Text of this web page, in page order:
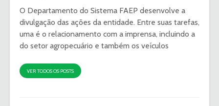
O Departamento do Sistema FAEP desenvolve a
divulgação das ações da entidade. Entre suas tarefas,
uma é o relacionamento com a imprensa, incluindo a
do setor agropecuário e também os veículos
VER TODOS OS POSTS